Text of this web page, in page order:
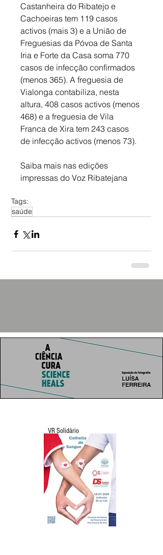
Castanheira do Ribatejo e
Cachoeiras tem 119 casos
activos (mais 3) e a União de
Freguesias da Póvoa de Santa
Iria e Forte da Casa soma 770
casos de infecção confirmados
(menos 365). A freguesia de
Vialonga contabiliza, nesta
altura, 408 casos activos (menos
468) e a freguesia de Vila
Franca de Xira tem 243 casos
de infecção activos (menos 73).
Saiba mais nas edições
impressas do Voz Ribatejana
Tags:
saúde
VR Solidário